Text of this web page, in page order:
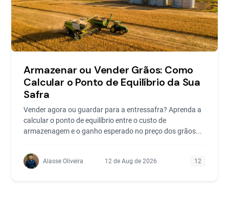
Armazenar ou Vender Grãos: Como
Calcular o Ponto de Equilíbrio da Sua
Safra
Vender agora ou guardar para a entressafra? Aprenda a
calcular o ponto de equilíbrio entre o custo de
armazenagem e o ganho esperado no preço dos grãos...
Alasse Oliveira 12 de Aug de 2026 12